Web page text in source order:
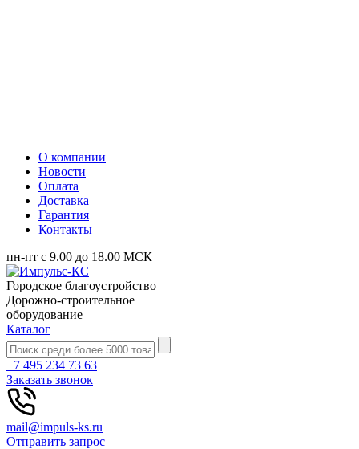
О компании
Новости
Оплата
Доставка
Гарантия
Контакты
пн-пт с 9.00 до 18.00 МСК
Городское благоустройство
Дорожно-строительное
оборудование
Каталог
+7 495 234 73 63
Заказать звонок
mail@impuls-ks.ru
Отправить запрос